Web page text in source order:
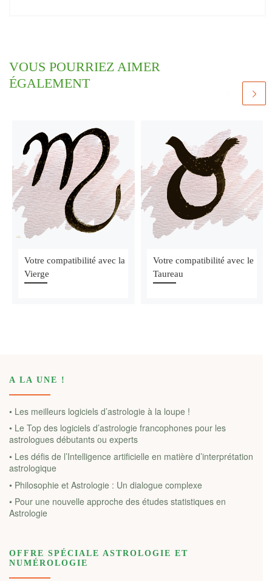
VOUS POURRIEZ AIMER
ÉGALEMENT
Votre compatibilité avec la
Vierge
Votre compatibilité avec le
Taureau
A LA UNE !
• Les meilleurs logiciels d’astrologie à la loupe !
• Le Top des logiciels d’astrologie francophones pour les
astrologues débutants ou experts
• Les défis de l’Intelligence artificielle en matière d’interprétation
astrologique
• Philosophie et Astrologie : Un dialogue complexe
• Pour une nouvelle approche des études statistiques en
Astrologie
OFFRE SPÉCIALE ASTROLOGIE ET
NUMÉROLOGIE